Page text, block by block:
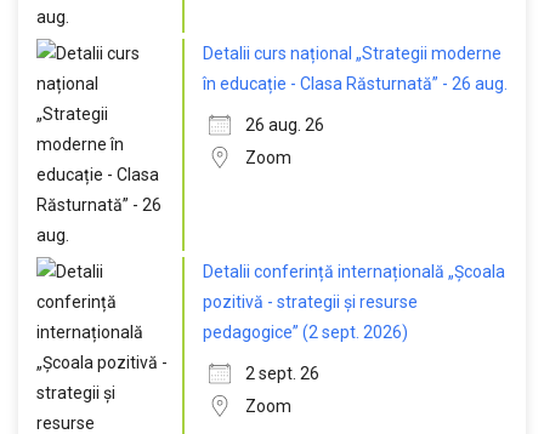
Detalii curs național „Strategii moderne
în educație - Clasa Răsturnată” - 26 aug.
26 aug. 26
Zoom
Detalii conferință internațională „Școala
pozitivă - strategii și resurse
pedagogice” (2 sept. 2026)
2 sept. 26
Zoom